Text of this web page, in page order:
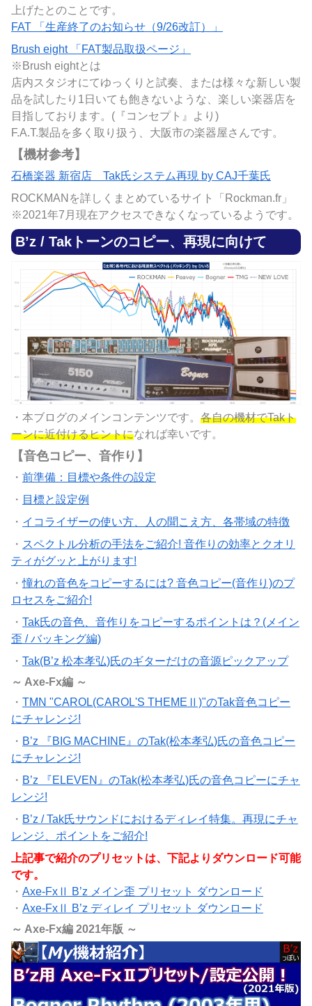
上げたとのことです。
FAT 「生産終了のお知らせ（9/26改訂）」
Brush eight 「FAT製品取扱ページ」
※Brush eightとは
店内スタジオにてゆっくりと試奏、または様々な新しい製
品を試したり1日いても飽きないような、楽しい楽器店を
目指しております。(『コンセプト』より)
F.A.T.製品を多く取り扱う、大阪市の楽器屋さんです。
【機材参考】
石橋楽器 新宿店 Tak氏システム再現 by CAJ千葉氏
ROCKMANを詳しくまとめているサイト「Rockman.fr」
※2021年7月現在アクセスできなくなっているようです。
B’z / Takトーンのコピー、再現に向けて
・本ブログのメインコンテンツです。 各自の機材でTakト
ーンに近付けるヒントになれば幸いです。
【音色コピー、音作り】
・ 前準備：目標や条件の設定
・ 目標と設定例
・ イコライザーの使い方、人の聞こえ方、各帯域の特徴
・ スペクトル分析の手法をご紹介! 音作りの効率とクオリ
ティがグッと上がります!
・憧れの音色をコピーするには? 音色コピー(音作り)のプ
ロセスをご紹介!
・ Tak氏の音色、音作りをコピーするポイントは？(メイン
歪 / バッキング編)
・ Tak(B’z 松本孝弘)氏のギターだけの音源ピックアップ
～ Axe-Fx編 ～
・ TMN "CAROL(CAROL'S THEMEⅡ)"のTak音色コピー
にチャレンジ!
・ B’z 『BIG MACHINE』のTak(松本孝弘)氏の音色コピー
にチャレンジ!
・ B’z 『ELEVEN』のTak(松本孝弘)氏の音色コピーにチャ
レンジ!
・ B’z / Tak氏サウンドにおけるディレイ特集。再現にチャ
レンジ、ポイントをご紹介!
上記事で紹介のプリセットは、下記よりダウンロード可能
です。
・ Axe-FxⅡ B’z メイン歪 プリセット ダウンロード
・ Axe-FxⅡ B’z ディレイ プリセット ダウンロード
～ Axe-Fx編 2021年版 ～